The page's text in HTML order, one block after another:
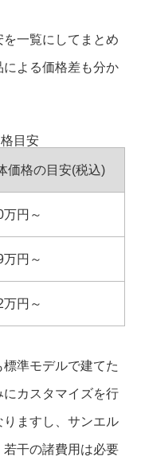
一覧にしてまとめ
による価格差も分か
目安
価格の目安(税込)
万円～
万円～
万円～
標準モデルで建てた
カスタマイズを行
りますし、サンエル
干の諸費用は必要